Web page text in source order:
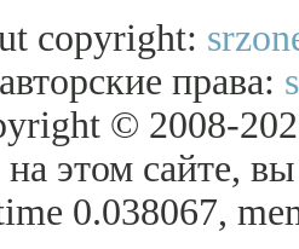
copyright:
права:
© 2008-
этом сайте,
0.038067,